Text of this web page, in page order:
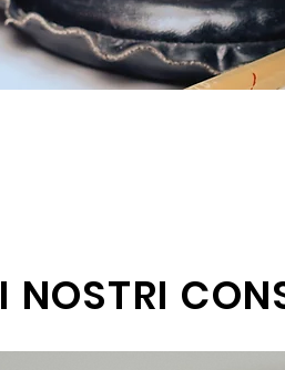
I NOSTRI